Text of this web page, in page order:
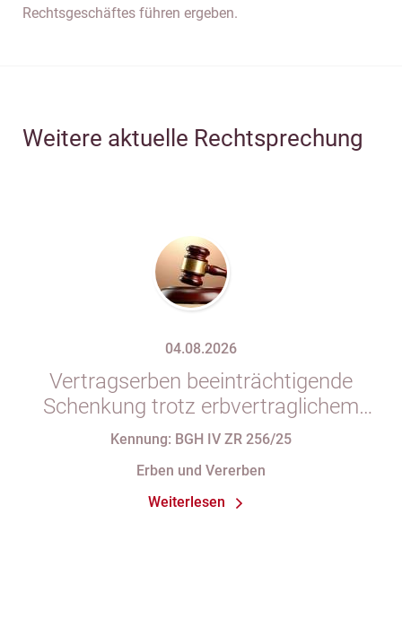
Rechtsgeschäftes führen ergeben.
Weitere aktuelle Rechtsprechung
04.08.2026
Vertragserben beeinträchtigende
Schenkung trotz erbvertraglichem
Rücktrittsvorbehalt
Kennung: BGH IV ZR 256/25
Erben und Vererben
Weiterlesen